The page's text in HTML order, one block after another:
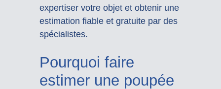
expertiser votre objet et obtenir une
estimation fiable et gratuite par des
spécialistes.
Pourquoi faire
estimer une poupée